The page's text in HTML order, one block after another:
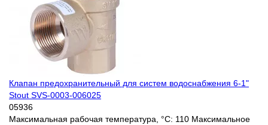
Клапан предохранительный для систем водоснабжения 6-1"
Stout SVS-0003-006025
05936
Максимальная рабочая температура, °С: 110 Максимальное